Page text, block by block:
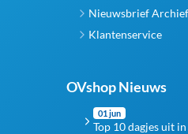
Nieuwsbrief Archief
Klantenservice
OVshop Nieuws
01 jun
Top 10 dagjes uit